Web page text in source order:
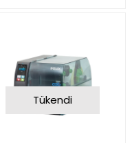
Tükendi